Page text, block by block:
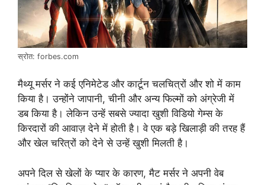
स्रोत: forbes.com
मैथ्यू मर्सर ने कई एनिमेटेड और कार्टून चलचित्रों और शो में काम
किया है। उन्होंने जापानी, चीनी और अन्य फिल्मों को अंग्रेजी में
डब किया है। लेकिन उन्हें सबसे ज्यादा खुशी विडियो गेम्स के
किरदारों की आवाज़ देने में होती है। वे एक बड़े खिलाड़ी की तरह हैं
और खेल चरित्रों को देने से उन्हें खुशी मिलती है।
अपने दिल से खेलों के प्यार के कारण, मैट मर्सर ने अपनी वेब